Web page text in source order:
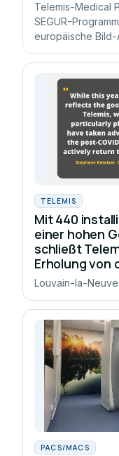
Telemis-Medical
SEGUR-
europäische Bild-
TELEMIS
Mit 440
einer hohen
schließt
Erholung von
Louvain-la-
PACS/MACS